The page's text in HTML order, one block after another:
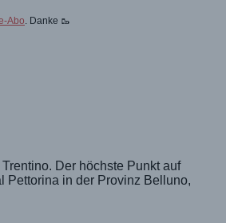
Abo. Danke 🥾
Der höchste Punkt auf
Pettorina in der Provinz Belluno,